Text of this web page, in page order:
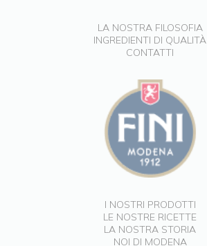
LA NOSTRA FILOSOFIA
INGREDIENTI DI QUALITÀ
CONTATTI
I NOSTRI PRODOTTI
LE NOSTRE RICETTE
LA NOSTRA STORIA
NOI DI MODENA